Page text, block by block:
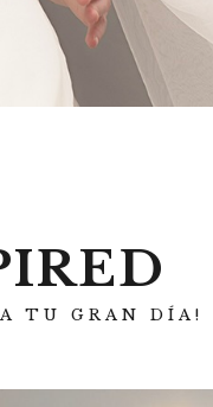
TU GRAN DÍA!